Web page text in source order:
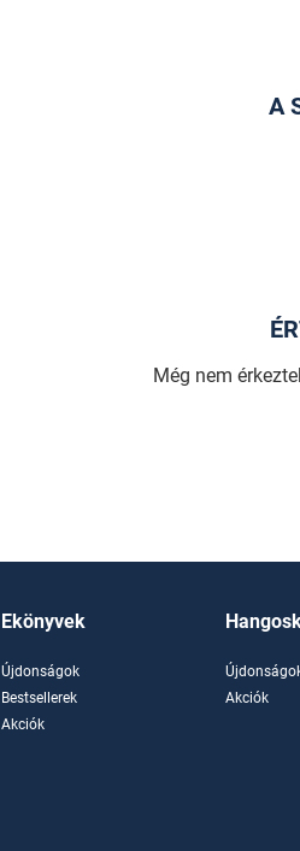
A
Még nem
Ekönyvek
Újdonságok
Bestsellerek
Akciók
Akciók